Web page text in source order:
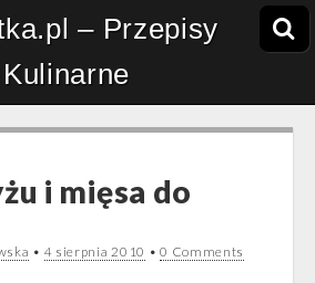
– Przepisy
Kulinarne
i mięsa do
• 4 sierpnia 2010 •0 Comments